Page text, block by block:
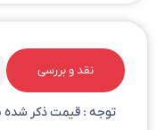
نقد و بررسی
توجه : قیمت ذکر شده